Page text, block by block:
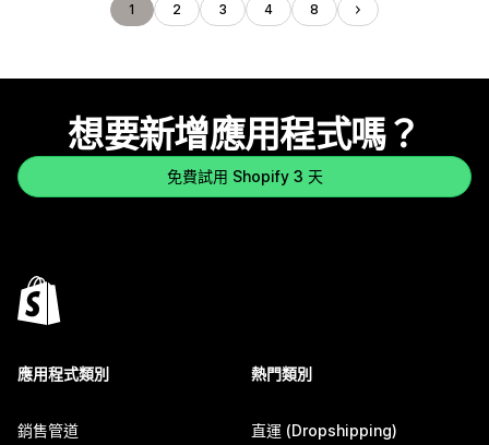
1 2 3 4 8
想要新增應用程式嗎？
免費試用 Shopify 3 天
應用程式類別
銷售管道
熱門類別
直運 (Dropshipping)